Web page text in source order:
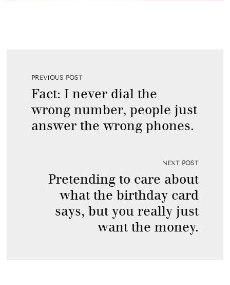
PREVIOUS POST
Fact: I never dial the
wrong number, people just
answer the wrong phones.
NEXT POST
Pretending to care about
what the birthday card
says, but you really just
want the money.